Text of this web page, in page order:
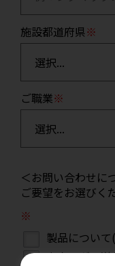
施設都道府県
ご職業
＜お問い合わせに
ご要望をお選びく
製品につい
カタログの送